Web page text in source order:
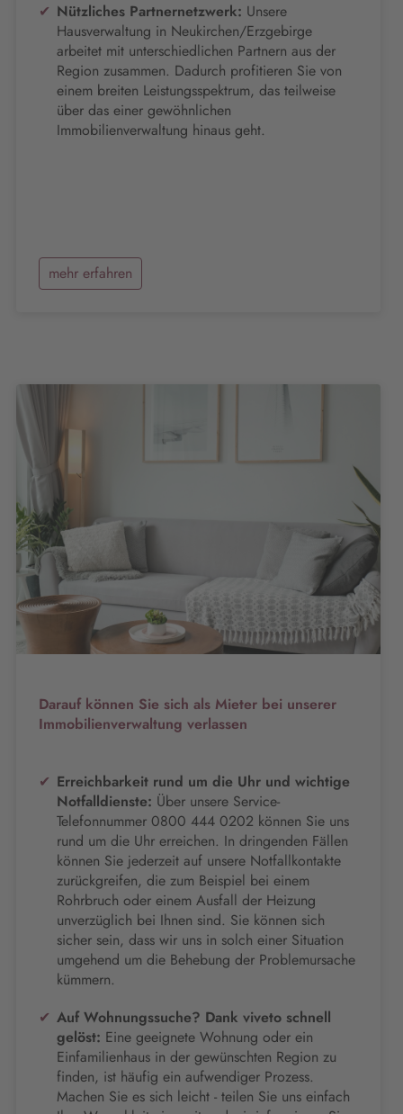
Nützliches Partnernetzwerk: Unsere
Hausverwaltung in Neukirchen/Erzgebirge
arbeitet mit unterschiedlichen Partnern aus der
Region zusammen. Dadurch profitieren Sie von
einem breiten Leistungsspektrum, das teilweise
über das einer gewöhnlichen
Immobilienverwaltung hinaus geht.
mehr erfahren
Darauf können Sie sich als Mieter bei unserer
Immobilienverwaltung verlassen
Erreichbarkeit rund um die Uhr und wichtige
Notfalldienste: Über unsere Service-
Telefonnummer 0800 444 0202 können Sie uns
rund um die Uhr erreichen. In dringenden Fällen
können Sie jederzeit auf unsere Notfallkontakte
zurückgreifen, die zum Beispiel bei einem
Rohrbruch oder einem Ausfall der Heizung
unverzüglich bei Ihnen sind. Sie können sich
sicher sein, dass wir uns in solch einer Situation
umgehend um die Behebung der Problemursache
kümmern.
Auf Wohnungssuche? Dank viveto schnell
gelöst: Eine geeignete Wohnung oder ein
Einfamilienhaus in der gewünschten Region zu
finden, ist häufig ein aufwendiger Prozess.
Machen Sie es sich leicht - teilen Sie uns einfach